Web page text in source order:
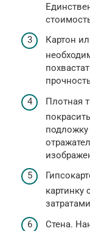
Картон
Плотная
подложку
Стена.